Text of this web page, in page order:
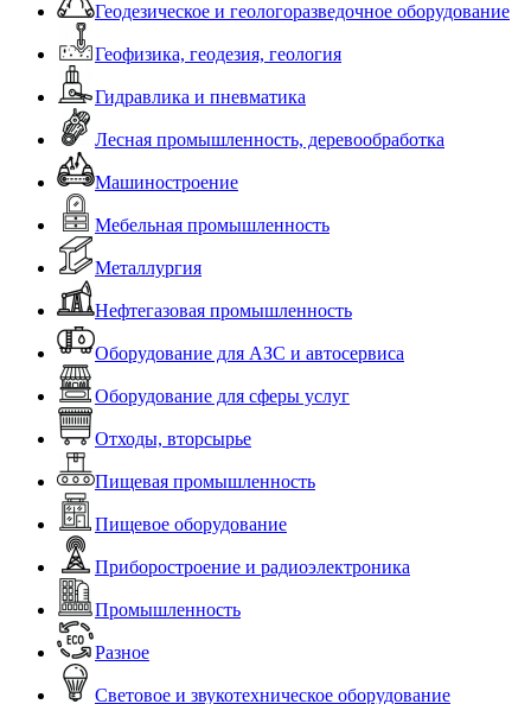
Геодезическое и геологоразведочное оборудование
Геофизика, геодезия, геология
Гидравлика и пневматика
Лесная промышленность, деревообработка
Машиностроение
Мебельная промышленность
Металлургия
Нефтегазовая промышленность
Оборудование для АЗС и автосервиса
Оборудование для сферы услуг
Отходы, вторсырье
Пищевая промышленность
Пищевое оборудование
Приборостроение и радиоэлектроника
Промышленность
Разное
Световое и звукотехническое оборудование